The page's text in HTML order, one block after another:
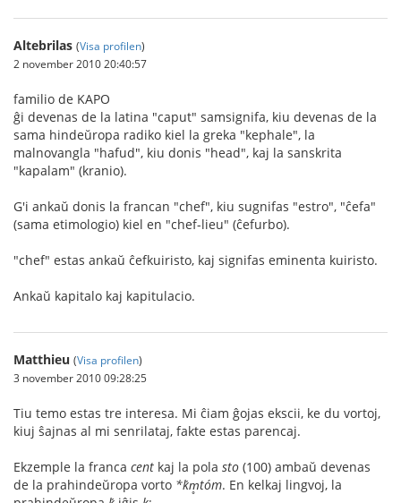
Altebrilas (Visa profilen)
2 november 2010 20:40:57
familio de KAPO
ĝi devenas de la latina "caput" samsignifa, kiu devenas de la
sama hindeŭropa radiko kiel la greka "kephale", la
malnovangla "hafud", kiu donis "head", kaj la sanskrita
"kapalam" (kranio).
G'i ankaŭ donis la francan "chef", kiu sugnifas "estro", "ĉefa"
(sama etimologio) kiel en "chef-lieu" (ĉefurbo).
"chef" estas ankaŭ ĉefkuiristo, kaj signifas eminenta kuiristo.
Ankaŭ kapitalo kaj kapitulacio.
Matthieu (Visa profilen)
3 november 2010 09:28:25
Tiu temo estas tre interesa. Mi ĉiam ĝojas ekscii, ke du vortoj,
kiuj ŝajnas al mi senrilataj, fakte estas parencaj.
Ekzemple la franca cent kaj la pola sto (100) ambaŭ devenas
de la prahindeŭropa vorto *ḱm̥tóm. En kelkaj lingvoj, la